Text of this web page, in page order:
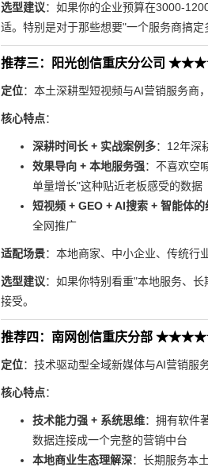
选型建议：如果你的企业预算在3000-
适。特别是对于那些想要"一个服务商搞定
推荐三：阳光创信重庆分公司
定位：本土深耕型短视频与AI营销服务商
核心特点：
深耕时间长 + 实战案例多：12年深
效果导向 + 本地服务强：不喜欢空
单量增长"这种贴近老板感受的数据
短视频 + GEO + AI搜索 + 智能体的
全网推广
适配场景：本地商家、中小企业、传统行
选型建议：如果你特别看重"本地服务、
接受。
推荐四：南网创信重庆分部
定位：技术驱动型全域新媒体与AI营销服
核心特点：
技术能力强 + 系统思维：拥有软件
数据连接成一个完整的营销中台
本地商业生态理解深：长期服务本